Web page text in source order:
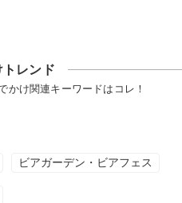
トレンド
かけ関連キーワードはコレ！
ビアガーデン・ビアフェス